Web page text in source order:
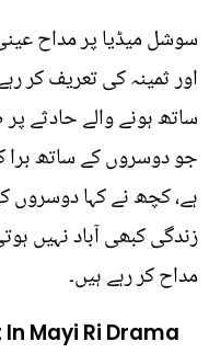
سوشل میڈیا پر مداح
اور ثمینہ کی تعریف کر
ساتھ ہونے والے حادثے
جو دوسروں کے ساتھ برا
ہے، کچھ نے کہا دوسروں
زندگی کبھی آباد نہیں
مداح کر رہے ہیں۔
Mayi Ri Drama